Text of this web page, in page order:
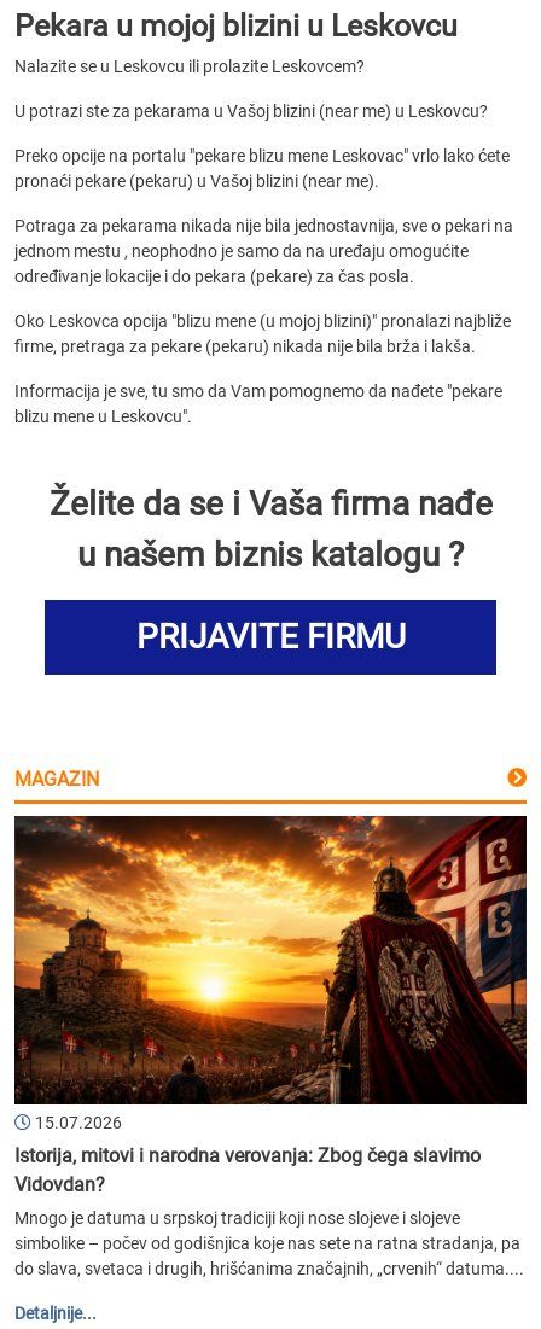
Pekara u mojoj blizini u Leskovcu
Nalazite se u Leskovcu ili prolazite Leskovcem?
U potrazi ste za pekarama u Vašoj blizini (near me) u Leskovcu?
Preko opcije na portalu "pekare blizu mene Leskovac" vrlo lako ćete
pronaći pekare (pekaru) u Vašoj blizini (near me).
Potraga za pekarama nikada nije bila jednostavnija, sve o pekari na
jednom mestu , neophodno je samo da na uređaju omogućite
određivanje lokacije i do pekara (pekare) za čas posla.
Oko Leskovca opcija "blizu mene (u mojoj blizini)" pronalazi najbliže
firme, pretraga za pekare (pekaru) nikada nije bila brža i lakša.
Informacija je sve, tu smo da Vam pomognemo da nađete "pekare
blizu mene u Leskovcu".
Želite da se i Vaša firma nađe
u našem biznis katalogu ?
PRIJAVITE FIRMU
MAGAZIN
15.07.2026
Istorija, mitovi i narodna verovanja: Zbog čega slavimo
Vidovdan?
Mnogo je datuma u srpskoj tradiciji koji nose slojeve i slojeve
simbolike – počev od godišnjica koje nas sete na ratna stradanja, pa
do slava, svetaca i drugih, hrišćanima značajnih, „crvenih“ datuma....
Detaljnije...